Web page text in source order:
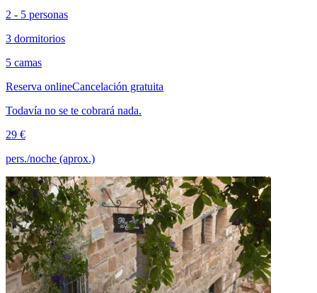
2 - 5 personas
3 dormitorios
5 camas
Reserva onlineCancelación gratuita
Todavía no se te cobrará nada.
29 €
pers./noche (aprox.)